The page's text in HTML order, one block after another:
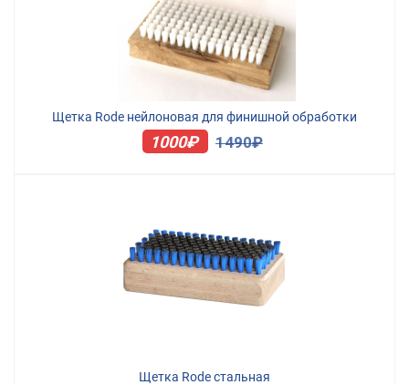
Щетка Rode нейлоновая для финишной обработки
1000₽ 1490₽
Щетка Rode стальная